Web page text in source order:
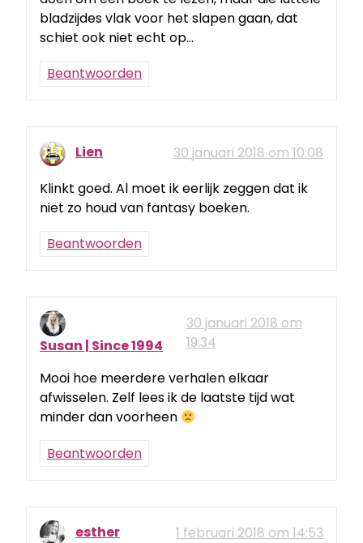
bladzijdes vlak voor het slapen gaan, dat
schiet ook niet echt op…
Beantwoorden
Lien
30 januari 2018 om 10:08
Klinkt goed. Al moet ik eerlijk zeggen dat ik
niet zo houd van fantasy boeken.
Beantwoorden
Susan | Since 1994
30 januari 2018 om
19:34
Mooi hoe meerdere verhalen elkaar
afwisselen. Zelf lees ik de laatste tijd wat
minder dan voorheen
Beantwoorden
esther
1 februari 2018 om 14:53